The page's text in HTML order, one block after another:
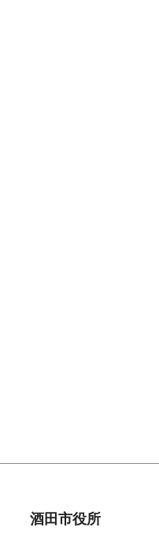
酒田市役所